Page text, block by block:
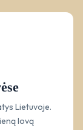
Lietuvoje.
lovą